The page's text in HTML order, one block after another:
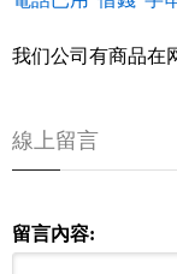
我们公司有商品在
線上留言
留言內容: